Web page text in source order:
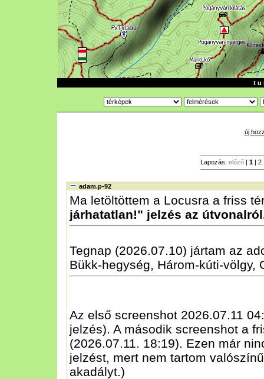
t u
új
Lapozás: előző | 1 | 2
adam.p-92
Ma letöltöttem a Locusra a friss
járhatatlan!" jelzés az
Tegnap (2026.07.10) jártam az
Bükk-hegység, Három-kúti-völgy,
Az első screenshot 2026.07.11
jelzés). A második screenshot a
(2026.07.11. 18:19). Ezen már
jelzést, mert nem tartom
akadályt.)